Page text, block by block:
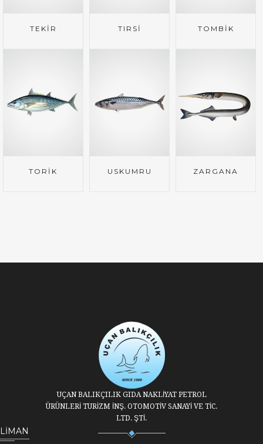
TEKİR TIRSİ TOMBİK
TORİK USKUMRU ZARGANA
LİMAN
UÇAN BALIKÇILIK GIDA NAKLİYAT PETROL
ÜRÜNLERİ TURİZM İNŞ. OTOMOTİV SANAYİ VE TİC.
LTD. ŞTİ.